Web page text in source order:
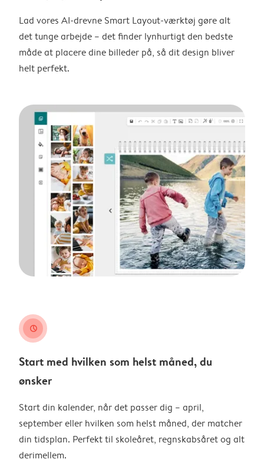
Lad vores AI-drevne Smart Layout-værktøj gøre alt
det tunge arbejde – det finder lynhurtigt den bedste
måde at placere dine billeder på, så dit design bliver
helt perfekt.
clock
Start med hvilken som helst måned, du
ønsker
Start din kalender, når det passer dig – april,
september eller hvilken som helst måned, der matcher
din tidsplan. Perfekt til skoleåret, regnskabsåret og alt
derimellem.